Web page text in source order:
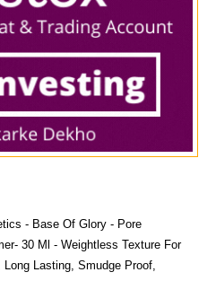
- Base Of Glory - Pore
30 Ml - Weightless Texture For
Long Lasting, Smudge Proof,